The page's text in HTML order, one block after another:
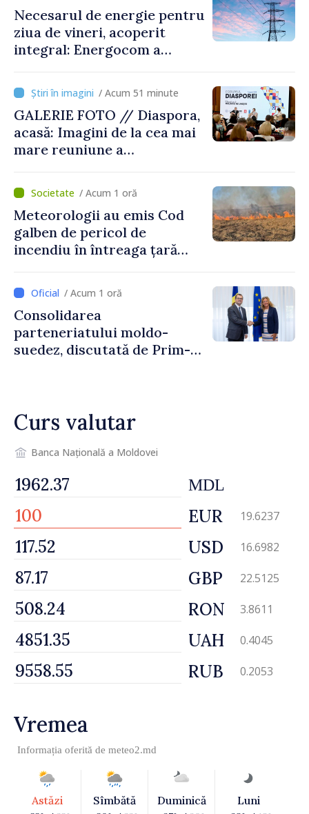
Necesarul de energie pentru
ziua de vineri, acoperit
integral: Energocom a
/ Acum 51 minute
GALERIE FOTO // Diaspora,
acasă: Imagini de la cea mai
mare reuniune a
hotare
/ Acum 1 oră
Meteorologii au emis Cod
galben de pericol de
incendiu în întreaga țară
/ Acum 1 oră
Consolidarea
parteneriatului moldo-
suedez, discutată de Prim-
Curs valutar
Banca Națională a Moldovei
MDL
EUR 19.6237
USD 16.6982
GBP 22.5125
RON 3.8611
UAH 0.4045
RUB 0.2053
Vremea
Informația oferită de meteo2.md
Astăzi Sîmbătă Duminică Luni